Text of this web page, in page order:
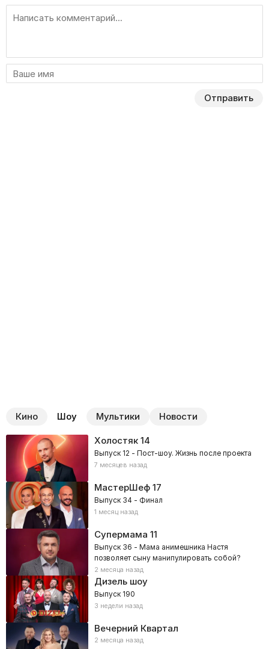
Отправить
Кино Шоу Мультики Новости
Холостяк14
Выпуск 12 - Пост-шоу. Жизнь после проекта
7 месяцев назад
МастерШеф17
Выпуск 34 - Финал
1 месяц назад
Супермама 11
Выпуск 36 - Мама анимешника Настя
позволяет сыну манипулировать собой?
2 месяца назад
Дизель шоу
Выпуск 190
3 недели назад
Вечерний Квартал
2 месяца назад